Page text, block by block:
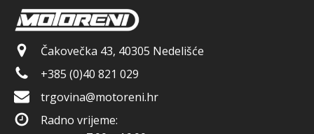
Čakovečka 43, 40305 Nedelišće
+385 (0)40 821 029
trgovina@motoreni.hr
Radno vrijeme: